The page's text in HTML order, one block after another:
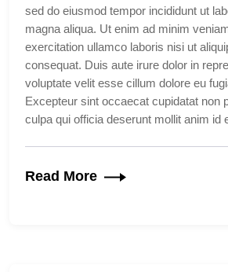
sed do eiusmod tempor incididunt ut
magna aliqua. Ut enim ad minim
exercitation ullamco laboris nisi ut
consequat. Duis aute irure dolor in
voluptate velit esse cillum dolore eu
Excepteur sint occaecat cupidatat non
culpa qui officia deserunt mollit anim id
Read More